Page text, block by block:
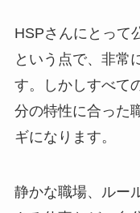
HSPさんにとって
という点で、非常
す。しかしすべて
分の特性に合った
ギになります。
静かな職場、ルー